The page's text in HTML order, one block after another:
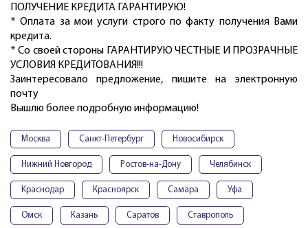
ПОЛУЧЕНИЕ КРЕДИТА ГАРАНТИРУЮ!
* Оплата за мои услуги строго по факту получения Вами
кредита.
* Со своей стороны ГАРАНТИРУЮ ЧЕСТНЫЕ И ПРОЗРАЧНЫЕ
УСЛОВИЯ КРЕДИТОВАНИЯ!!!
Заинтересовало предложение, пишите на электронную
почту
Вышлю более подробную информацию!
Москва Санкт-Петербург Новосибирск
Нижний Новгород Ростов-на-Дону Челябинск
Краснодар Красноярск Самара Уфа
Омск Казань Саратов Ставрополь